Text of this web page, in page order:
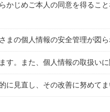
かじめご本人の同意を得るこ
の個人情報の安全管理が図
。また、個人情報の取扱い
見直し、その改善に努めてま